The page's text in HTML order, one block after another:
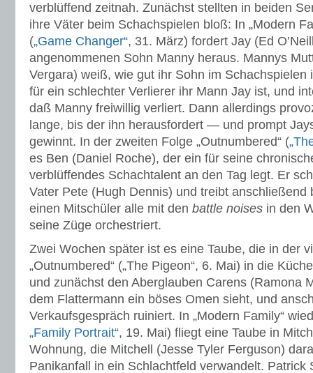
verblüffend zeitnah. Zunächst stellten in beiden
ihre Väter beim Schachspielen bloß: In „Modern
(„Game Changer“, 31. März) fordert Jay (Ed
angenommenen Sohn Manny heraus. Mannys
Vergara) weiß, wie gut ihr Sohn im Schachspielen
für ein schlechter Verlierer ihr Mann Jay ist, und
daß Manny freiwillig verliert. Dann allerdings
lange, bis der ihn herausfordert — und prompt
gewinnt. In der zweiten Folge „Outnumbered“ (
es Ben (Daniel Roche), der ein für seine
verblüffendes Schachtalent an den Tag legt. Er
Vater Pete (Hugh Dennis) und treibt anschließend
einen Mitschüler alle mit den battle noises in den
seine Züge orchestriert.
Zwei Wochen später ist es eine Taube, die in der
„Outnumbered“ („The Pigeon“, 6. Mai) in die
und zunächst den Aberglauben Carens (Ramona
dem Flattermann ein böses Omen sieht, und
Verkaufsgespräch ruiniert. In „Modern Family“
„Family Portrait“, 19. Mai) fliegt eine Taube in
Wohnung, die Mitchell (Jesse Tyler Ferguson)
Panikanfall in ein Schlachtfeld verwandelt. Patrick